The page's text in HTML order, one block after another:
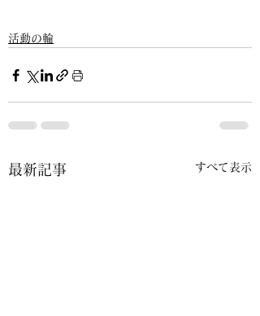
活動の輪
最新記事 すべて表示